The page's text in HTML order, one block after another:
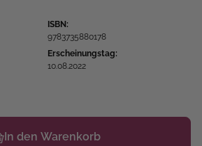
ISBN:
9783735880178
Erscheinungstag:
10.08.2022
In den Warenkorb